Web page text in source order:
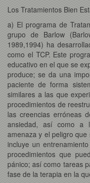
Los Tratamientos Bien
a) El programa de
grupo de Barlow
1989,1994) ha
como el TCP. Este
educativo en el que se
produce; se da una
paciente de forma
similares a las que
procedimientos de
las creencias erróneas
ansiedad, así como a
amenaza y el peligro
incluye un
procedimientos que
pánico; así como tareas
fase de la terapia en la